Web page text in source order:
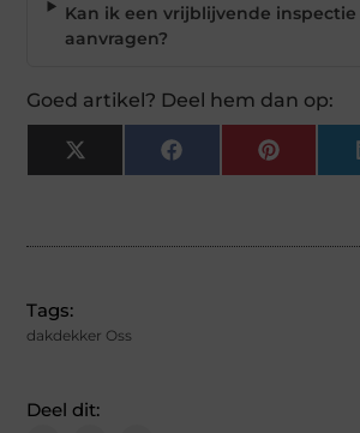
Kan ik een vrijblijvende inspectie
aanvragen?
Goed artikel? Deel hem dan op:
X
(Twitter)
Facebook Pinterest
Tags:
dakdekker Oss
Deel dit: